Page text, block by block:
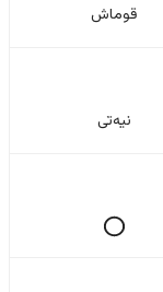
قوماش
نیەتی